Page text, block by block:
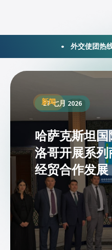
• 外交使团热
新闻
27 七月 2026
哈萨克斯坦
洛哥开展系
经贸合作发展